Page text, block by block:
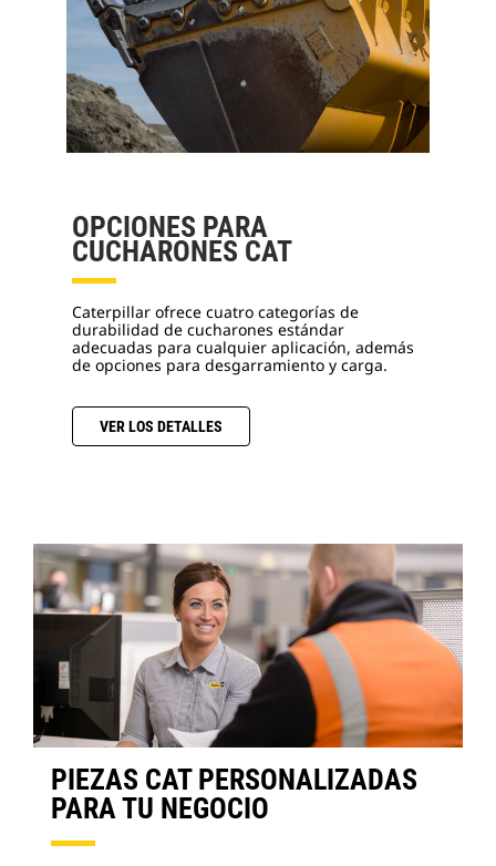
OPCIONES PARA
CUCHARONES CAT
Caterpillar ofrece cuatro categorías de
durabilidad de cucharones estándar
adecuadas para cualquier aplicación, además
de opciones para desgarramiento y carga.
VER LOS DETALLES
PIEZAS CAT PERSONALIZADAS
PARA TU NEGOCIO